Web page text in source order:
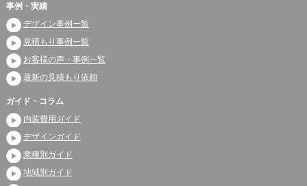
事例・実績
デザイン事例一覧
見積もり事例一覧
お客様の声・事例一覧
最新の見積もり依頼
ガイド・コラム
内装費用ガイド
デザインガイド
業種別ガイド
地域別ガイド